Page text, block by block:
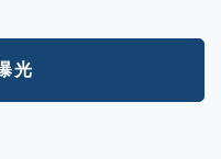
光